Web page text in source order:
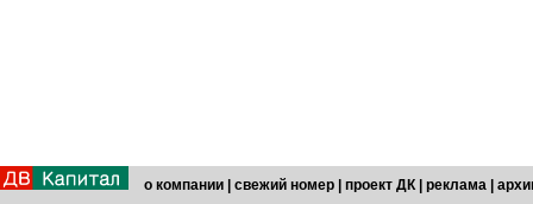
о компании свежий номер проект ДК реклама